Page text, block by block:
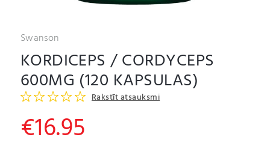
Swanson
KORDICEPS / CORDYCEPS
600MG (120 KAPSULAS)
Rakstīt atsauksmi
€16.95